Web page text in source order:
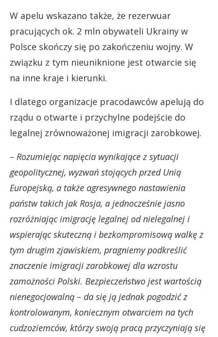
W apelu wskazano także, że rezerwuar
pracujących ok. 2 mln obywateli Ukrainy w
Polsce skończy się po zakończeniu wojny. W
związku z tym nieuniknione jest otwarcie się
na inne kraje i kierunki.
I dlatego organizacje pracodawców apelują do
rządu o otwarte i przychylne podejście do
legalnej zrównoważonej imigracji zarobkowej.
– Rozumiejąc napięcia wynikające z sytuacji
geopolitycznej, wyzwań stojących przed Unią
Europejską, a także agresywnego nastawienia
państw takich jak Rosja, a jednocześnie jasno
rozróżniając imigrację legalnej od nielegalnej i
wspierając skuteczną i bezkompromisową walkę z
tym drugim zjawiskiem, pragniemy podkreślić
znaczenie imigracji zarobkowej dla wzrostu
zamożności Polski. Bezpieczeństwo jest wartością
nienegocjowalną – da się ją jednak pogodzić z
kontrolowanym, koniecznym otwarciem na tych
cudzoziemców, którzy swoją pracą przyczyniają się